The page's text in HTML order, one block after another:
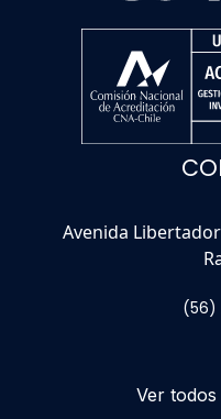
Avenida
(56)
Ver